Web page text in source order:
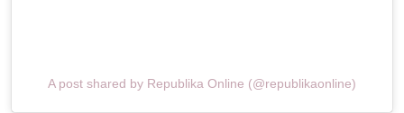
A post shared by Republika Online (@republikaonline)